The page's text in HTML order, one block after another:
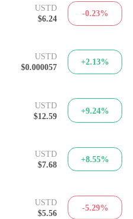
USTD
$6.24
-0.23%
USTD
$0.000057
+2.13%
USTD
$12.59
+9.24%
USTD
$7.68
+8.55%
USTD
$5.56
-5.29%